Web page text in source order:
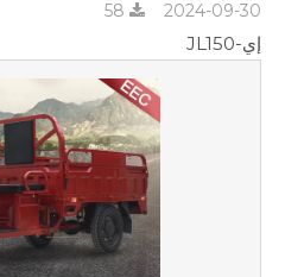
2024-09-30
إي-JL150